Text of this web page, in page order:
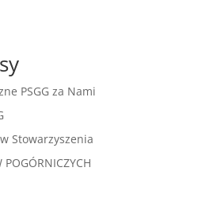
PSGG za Nami
Stowarzyszenia
POGÓRNICZYCH